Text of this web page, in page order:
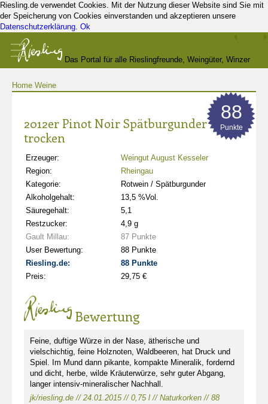
Riesling.de verwendet Cookies. Mit der Nutzung dieser Website sind Sie mit
der Speicherung von Cookies einverstanden und akzeptieren unsere
Datenschutzerklärung. Ok
Das Portal für alle Rieslingfreunde, Weingüter, Winzer
Home Weine
2012er Pinot Noir Spätburgunder
trocken
Erzeuger:
Weingut August Kesseler
Region:
Rheingau
Kategorie:
Rotwein / Spätburgunder
Alkoholgehalt:
13,5 %Vol.
Säuregehalt:
5,1
Restzucker:
4,9 g
Gault Millau:
87 Punkte
User Bewertung:
88 Punkte
Riesling.de:
88 Punkte
Preis:
29,75 €
88
Punkte
Bewertung
Feine, duftige Würze in der Nase, ätherische und
vielschichtig, feine Holznoten, Waldbeeren, hat Druck und
Spiel. Im Mund dann pikante, kompakte Mineralik, fordernd
und dicht, herbe, wilde Kräuterwürze, sehr guter Abgang,
langer intensiv-mineralischer Nachhall.
jk/riesling.de // 24.01.2015 // 0,75 l // Naturkorken // 88